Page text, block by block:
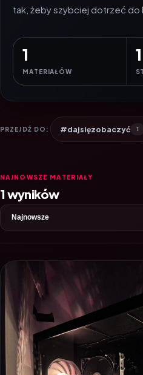
tak, żeby szybciej dotrzeć do
1
MATERIAŁÓW
1
PRZEJDŹ DO: #dajsięzobaczyć 1
NAJNOWSZE MATERIAŁY
1 wyników